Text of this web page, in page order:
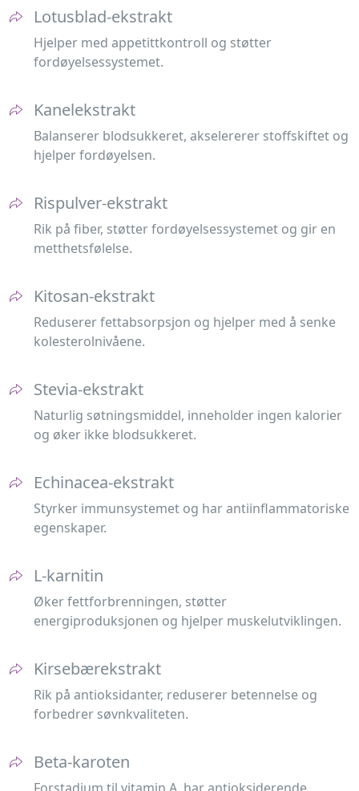
Lotusblad-ekstrakt
Hjelper med appetittkontroll og støtter
fordøyelsessystemet.
Kanelekstrakt
Balanserer blodsukkeret, akselererer stoffskiftet og
hjelper fordøyelsen.
Rispulver-ekstrakt
Rik på fiber, støtter fordøyelsessystemet og gir en
metthetsfølelse.
Kitosan-ekstrakt
Reduserer fettabsorpsjon og hjelper med å senke
kolesterolnivåene.
Stevia-ekstrakt
Naturlig søtningsmiddel, inneholder ingen kalorier
og øker ikke blodsukkeret.
Echinacea-ekstrakt
Styrker immunsystemet og har antiinflammatoriske
egenskaper.
L-karnitin
Øker fettforbrenningen, støtter
energiproduksjonen og hjelper muskelutviklingen.
Kirsebærekstrakt
Rik på antioksidanter, reduserer betennelse og
forbedrer søvnkvaliteten.
Beta-karoten